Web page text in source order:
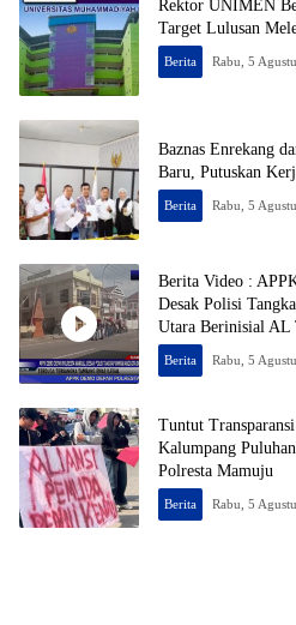
Rektor UNIMEN
Target Lulusan
Berita Rabu, 5
Baznas Enrekang
Baru, Putuskan
Berita Rabu, 5
Berita Video :
Desak Polisi
Utara Berinisial AL
Emas Ilegal
Berita Rabu, 5
Tuntut
Kalumpang
Polresta Mamuju
Berita Rabu, 5